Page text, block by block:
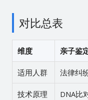
对比总表
维度 亲子鉴
适用人群 法律纠
技术原理 DNA比